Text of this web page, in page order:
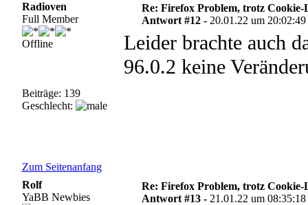
Radioven
Full Member
Offline
Beiträge: 139
Geschlecht:
Re: Firefox Problem, trotz Cookie-
Antwort #12 - 20.01.22 um 20:02:49
Leider brachte auch
96.0.2 keine
Zum Seitenanfang
Rolf
YaBB Newbies
Re: Firefox Problem, trotz Cookie-
Antwort #13 - 21.01.22 um 08:35:18